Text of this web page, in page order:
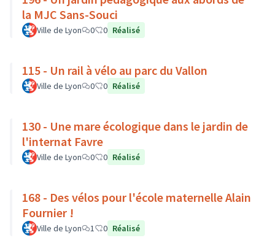
la MJC Sans-Souci
Ville de Lyon 0 0 Réalisé
115 - Un rail à vélo au parc du Vallon
Ville de Lyon 0 0 Réalisé
130 - Une mare écologique dans le jardin de
l'internat Favre
Ville de Lyon 0 0 Réalisé
168 - Des vélos pour l'école maternelle Alain
Fournier !
Ville de Lyon 1 0 Réalisé